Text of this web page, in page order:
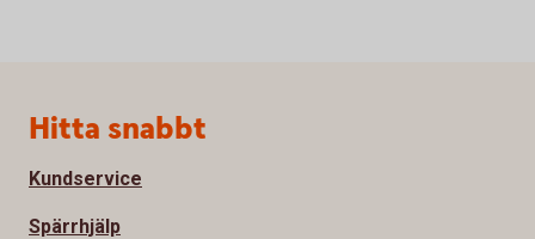
Sidfot
Hitta snabbt
Kundservice
Spärrhjälp